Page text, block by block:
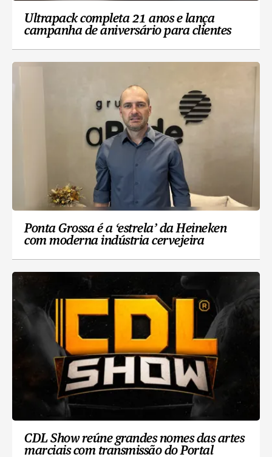
Ultrapack completa 21 anos e lança
campanha de aniversário para clientes
Ponta Grossa é a ‘estrela’ da Heineken
com moderna indústria cervejeira
CDL Show reúne grandes nomes das artes
marciais com transmissão do Portal